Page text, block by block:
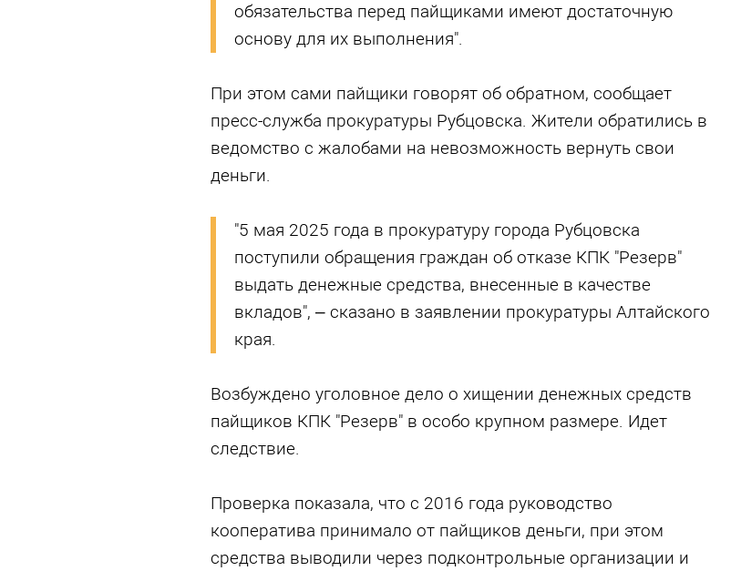
обязательства перед пайщиками имеют достаточную
основу для их выполнения".
При этом сами пайщики говорят об обратном, сообщает
пресс-служба прокуратуры Рубцовска. Жители обратились в
ведомство с жалобами на невозможность вернуть свои
деньги.
"5 мая 2025 года в прокуратуру города Рубцовска
поступили обращения граждан об отказе КПК "Резерв"
выдать денежные средства, внесенные в качестве
вкладов", – сказано в заявлении прокуратуры Алтайского
края.
Возбуждено уголовное дело о хищении денежных средств
пайщиков КПК "Резерв" в особо крупном размере. Идет
следствие.
Проверка показала, что с 2016 года руководство
кооператива принимало от пайщиков деньги, при этом
средства выводили через подконтрольные организации и